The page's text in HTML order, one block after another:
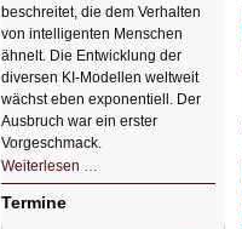
beschreitet, die dem Verhalten
von intelligenten Menschen
ähnelt. Die Entwicklung der
diversen KI-Modellen weltweit
wächst eben exponentiell. Der
Ausbruch war ein erster
Vorgeschmack.
Weiterlesen …
Der
Termine